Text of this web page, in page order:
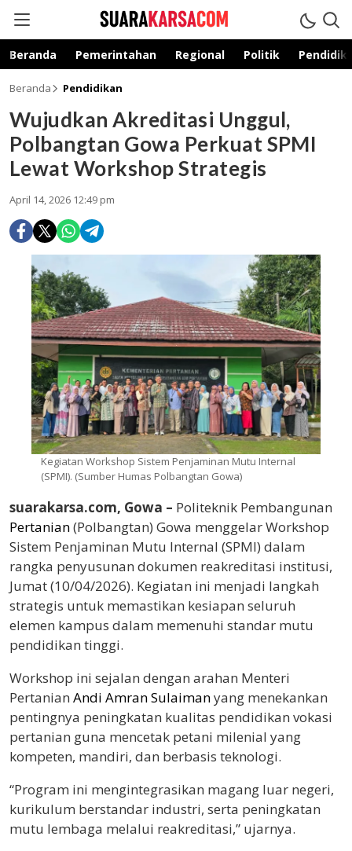
suarakarsa.com
Informasi terpercaya
Beranda Pemerintahan Regional Politik
Beranda Pendidikan
Wujudkan Akreditasi Unggul,
Polbangtan Gowa Perkuat SPMI
Lewat Workshop Strategis
April 14, 2026 12:49 pm
Kegiatan Workshop Sistem Penjaminan Mutu Internal
(SPMI). (Sumber Humas Polbangtan Gowa)
suarakarsa.com, Gowa – Politeknik Pembangunan
Pertanian(Polbangtan) Gowa menggelar Workshop
Sistem Penjaminan Mutu Internal (SPMI) dalam
rangka penyusunan dokumen reakreditasi institusi,
Jumat (10/04/2026). Kegiatan ini menjadi langkah
strategis untuk memastikan kesiapan seluruh
elemen kampus dalam memenuhi standar mutu
pendidikan tinggi.
Workshop ini sejalan dengan arahan Menteri
Pertanian Andi Amran Sulaimanyang menekankan
pentingnya peningkatan kualitas pendidikan vokasi
pertanian guna mencetak petani milenial yang
kompeten, mandiri, dan berbasis teknologi.
“Program ini mengintegrasikan magang luar negeri,
kurikulum berstandar industri, serta peningkatan
mutu lembaga melalui reakreditasi,” ujarnya.